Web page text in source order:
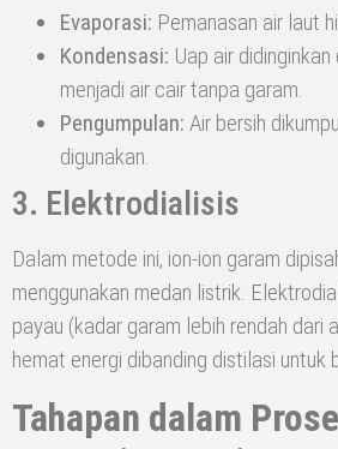
Evaporasi: Pemanasan air laut
Kondensasi: Uap air
menjadi air cair tanpa garam.
Pengumpulan: Air bersih
digunakan.
3. Elektrodialisis
Dalam metode ini, ion-ion garam
menggunakan medan listrik.
payau (kadar garam lebih rendah dari
hemat energi dibanding distilasi untuk
Tahapan dalam